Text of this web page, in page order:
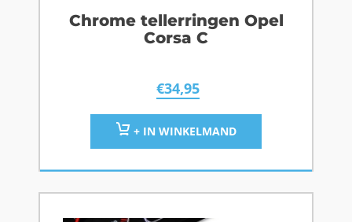
Chrome tellerringen Opel
Corsa C
€34,95
+ IN WINKELMAND